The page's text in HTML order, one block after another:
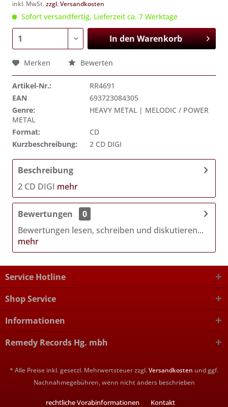
inkl. MwSt.zzgl. Versandkosten
Sofort versandfertig, Lieferzeit ca. 7 Werktage
In denWarenkorb
Merken Bewerten
Artikel-Nr.:
RR4691
EAN
693723084305
Genre:
HEAVY METAL | MELODIC / POWER
METAL
Format:
CD
Kurzbeschreibung:
2 CD DIGI
Beschreibung
2 CD DIGI mehr
Bewertungen
0
Bewertungen lesen, schreiben und diskutieren...
mehr
Service Hotline
Shop Service
Informationen
Remedy Records Hg. mbh
* Alle Preise inkl. gesetzl. Mehrwertsteuer zzgl.Versandkosten und ggf.
Nachnahmegebühren, wenn nicht anders beschrieben
rechtliche Vorabinformationen Kontakt